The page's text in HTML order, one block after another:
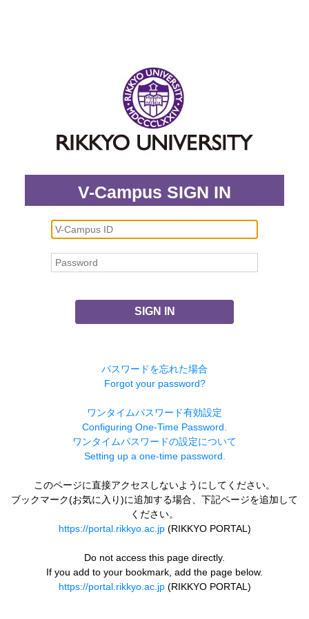
V-Campus SIGN IN
SIGN IN
パスワードを忘れた場合
Forgot your password?
ワンタイムパスワード有効設定
Configuring One-Time Password.
ワンタイムパスワードの設定について
Setting up a one-time password.
このページに直接アクセスしないようにしてください。
ブックマーク(お気に入り)に追加する場合、下記ページを追加して
ください。
https://portal.rikkyo.ac.jp(RIKKYO PORTAL)
Do not access this page directly.
If you add to your bookmark, add the page below.
https://portal.rikkyo.ac.jp(RIKKYO PORTAL)